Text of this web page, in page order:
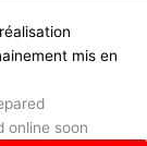
mis en
online soon